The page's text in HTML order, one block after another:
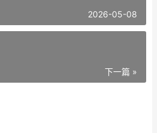
2026-05-08
下一篇 »